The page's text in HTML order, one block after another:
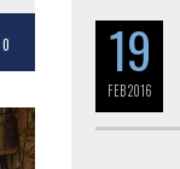
0 19
FEB2016